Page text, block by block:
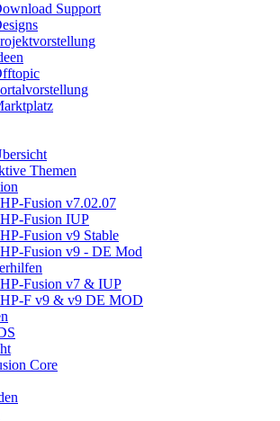
Support
Themen
Fusion v7.02.07
Fusion IUP
Fusion v9 Stable
Fusion v9 - DE Mod
Fusion v7 & IUP
F v9 & v9 DE MOD
Core